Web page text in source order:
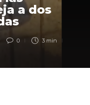
a dos
0
3 min